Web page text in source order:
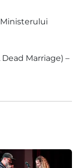
Dead Marriage) –